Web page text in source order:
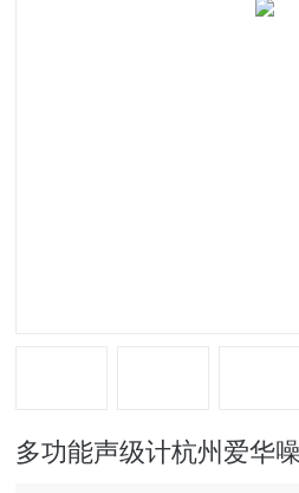
多功能声级计杭州爱华